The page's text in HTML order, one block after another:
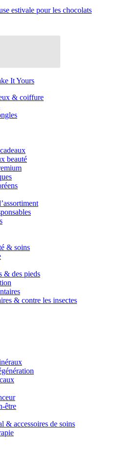
estivale pour les chocolats
It Yours
& coiffure
beauté
& soins
& des pieds
& contre les insectes
être
& accessoires de soins